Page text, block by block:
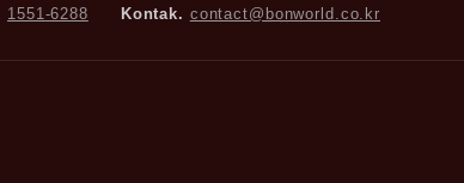
1551-6288 Kontak. contact@bonworld.co.kr